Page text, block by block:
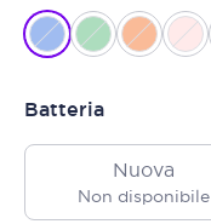
Batteria
Nuova
Non disponibile